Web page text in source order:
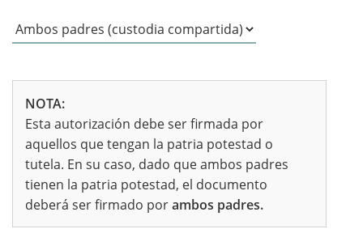
NOTA:
Esta autorización debe ser firmada por
aquellos que tengan la patria potestad o
tutela. En su caso, dado que ambos padres
tienen la patria potestad, el documento
deberá ser firmado porambos padres.